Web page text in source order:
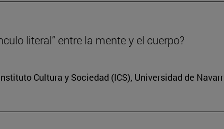
literal” entre la mente y el cuerpo?
Cultura y Sociedad (ICS), Universidad de